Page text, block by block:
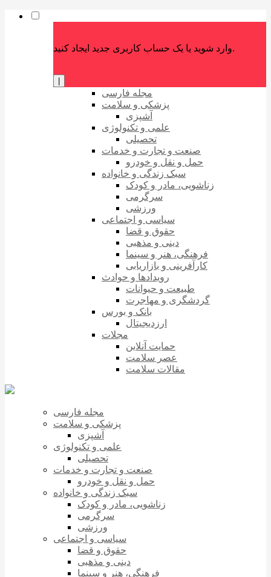
وارد شوید یا یک حساب کاربری جدید ایجاد کنید.
مجله فارسی
پزشکی و سلامت
آشپزی
علمی و تکنولوژی
تحصیلی
صنعت و تجارت و خدمات
حمل و نقل و خودرو
سبک زندگی و خانواده
زناشویی، مادر و کودک
سرگرمی
ورزشی
سیاسی و اجتماعی
حقوق و قضا
دینی و مذهبی
فرهنگی، هنر و سینما
کارآفرینی و بازاریابی
رویدادها و حوادث
طبیعت و حیوانات
گردشگری و مهاجرت
بانک و بورس
ارزدیجیتال
مجلات
حمایت آنلاین
عصر سلامت
مقالات سلامت
مجله فارسی
پزشکی و سلامت
آشپزی
علمی و تکنولوژی
تحصیلی
صنعت و تجارت و خدمات
حمل و نقل و خودرو
سبک زندگی و خانواده
زناشویی، مادر و کودک
سرگرمی
ورزشی
سیاسی و اجتماعی
حقوق و قضا
دینی و مذهبی
فرهنگی، هنر و سینما